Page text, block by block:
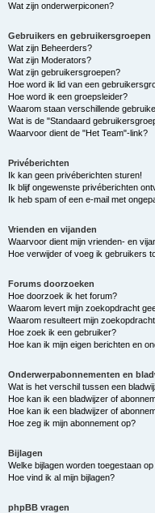
Wat zijn onderwerpiconen?
Gebruikers en gebruikersgroepen
Wat zijn Beheerders?
Wat zijn Moderators?
Wat zijn gebruikersgroepen?
Hoe word ik lid van een
Hoe word ik een groepsleider?
Waarom staan verschillende
Wat is de "Standaard
Waarvoor dient de "Het Team"-link?
Privéberichten
Ik kan geen privéberichten sturen!
Ik blijf ongewenste privéberichten
Ik heb spam of een e-mail met
Vrienden en vijanden
Waarvoor dient mijn vrienden- en
Hoe verwijder of voeg ik gebruikers
Forums doorzoeken
Hoe doorzoek ik het forum?
Waarom levert mijn zoekopdracht
Waarom resulteert mijn
Hoe zoek ik een gebruiker?
Hoe kan ik mijn eigen berichten en
Onderwerpabonnementen en
Wat is het verschil tussen een
Hoe kan ik een bladwijzer of
Hoe kan ik een bladwijzer of
Hoe zeg ik mijn abonnement op?
Bijlagen
Welke bijlagen worden toegestaan
Hoe vind ik al mijn bijlagen?
phpBB vragen